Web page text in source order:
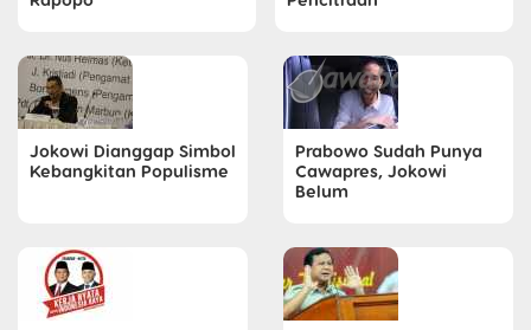
Jokowi Dianggap Simbol
Kebangkitan Populisme
Prabowo Sudah Punya
Cawapres, Jokowi
Belum